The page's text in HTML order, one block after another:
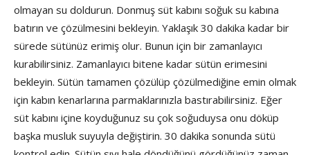
olmayan su doldurun. Donmuş süt kabını soğuk su kabına
batırın ve çözülmesini bekleyin. Yaklaşık 30 dakika kadar bir
sürede sütünüz erimiş olur. Bunun için bir zamanlayıcı
kurabilirsiniz. Zamanlayıcı bitene kadar sütün erimesini
bekleyin. Sütün tamamen çözülüp çözülmediğine emin olmak
için kabın kenarlarına parmaklarınızla bastırabilirsiniz. Eğer
süt kabını içine koyduğunuz su çok soğuduysa onu döküp
başka musluk suyuyla değiştirin. 30 dakika sonunda sütü